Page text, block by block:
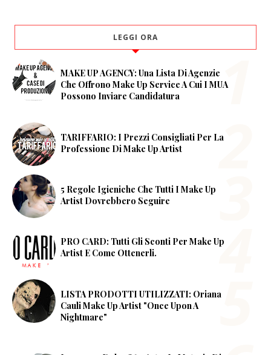
LEGGI ORA
MAKE UP AGENCY: Una Lista Di Agenzie
Che Offrono Make Up Service A Cui I MUA
Possono Inviare Candidatura
TARIFFARIO: I Prezzi Consigliati Per La
Professione Di Make Up Artist
5 Regole Igieniche Che Tutti I Make Up
Artist Dovrebbero Seguire
PRO CARD: Tutti Gli Sconti Per Make Up
Artist E Come Ottenerli.
LISTA PRODOTTI UTILIZZATI: Oriana
Cauli Make Up Artist "Once Upon A
Nightmare"